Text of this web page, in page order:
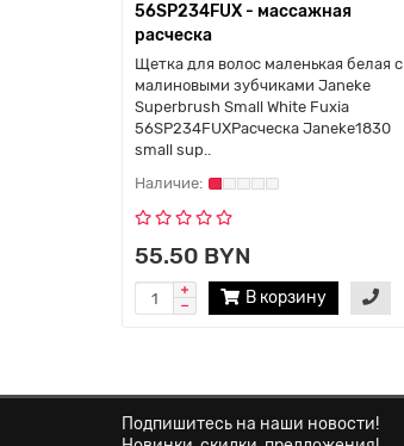
56SP234FUX - массажная
расческа
Щетка для волоc маленькая белая с
малиновыми зубчиками Janeke
Superbrush Small White Fuxia
56SP234FUXРасческа Janeke1830
small sup..
55.50 BYN
В корзину
Подпишитесь на наши новости!